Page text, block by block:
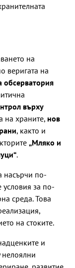
на
веригата на
обсерватория
върху
на храните, нов
, както и
„Мляко и
.
насърчи по-
условия за по-
среда. Това
на стоките.
и